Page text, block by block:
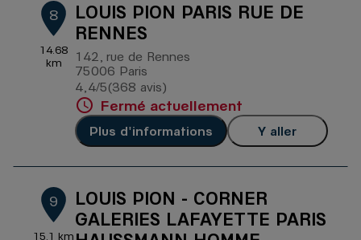
8
14.68
km
LOUIS PION PARIS RUE DE
RENNES
142, rue de Rennes
75006 Paris
4,4/5 Note de 4.4 sur 5
(368 avis)
Fermé actuellement
Plus d'informations Y aller
9
15.1 km
LOUIS PION - CORNER
GALERIES LAFAYETTE PARIS